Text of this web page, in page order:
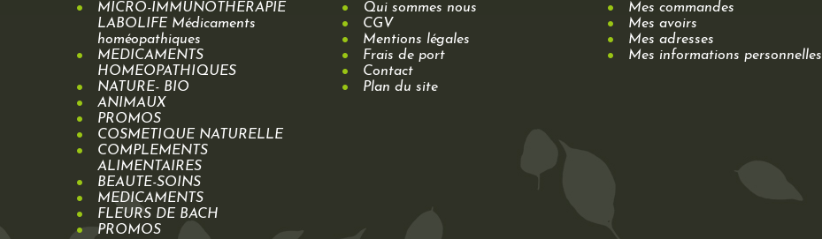
MICRO-IMMUNOTHÉRAPIE
LABOLIFE Médicaments
homéopathiques
MEDICAMENTS
HOMEOPATHIQUES
NATURE- BIO
ANIMAUX
PROMOS
COSMETIQUE NATURELLE
COMPLEMENTS
ALIMENTAIRES
BEAUTE-SOINS
MEDICAMENTS
FLEURS DE BACH
PROMOS
Qui sommes nous
CGV
Mentions légales
Frais de port
Contact
Plan du site
Mes commandes
Mes avoirs
Mes adresses
Mes informations personnelles